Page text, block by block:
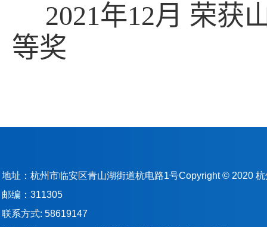
2021年12月 荣获
等奖
地址：杭州市临安区青山湖街道杭电路1号Copyright © 2020
邮编：311305
联系方式: 58619147